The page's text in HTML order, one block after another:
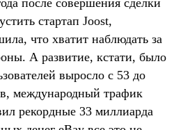
после совершения сделки
стартап Joost,
что хватит наблюдать за
А развитие, кстати, было
выросло с 53 до
международный трафик
рекордные 33 миллиарда